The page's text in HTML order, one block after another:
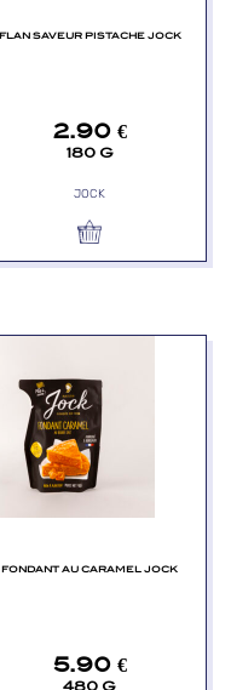
FLAN SAVEUR PISTACHE JOCK
2.90 €
180 G
JOCK
FONDANT AU CARAMEL JOCK
5.90 €
480 G